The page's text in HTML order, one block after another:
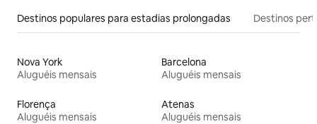
Destinos populares para estadias prolongadas Destinos
Nova York
Aluguéis mensais
Barcelona
Aluguéis mensais
Florença
Aluguéis mensais
Atenas
Aluguéis mensais